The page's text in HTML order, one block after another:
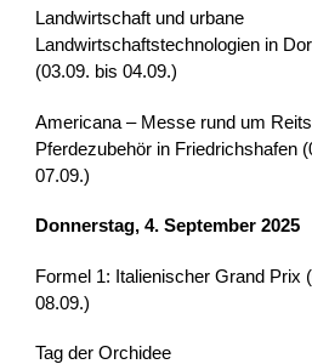
Landwirtschaft und urbane
Landwirtschaftstechnologien in
(03.09. bis 04.09.)
Americana – Messe rund um
Pferdezubehör in Friedrichshafen
07.09.)
Donnerstag, 4. September 2025
Formel 1: Italienischer Grand Prix
08.09.)
Tag der Orchidee